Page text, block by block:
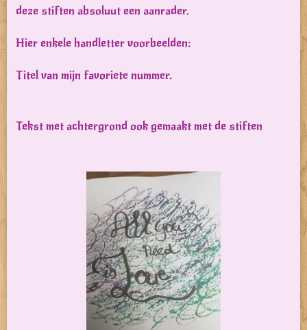
deze stiften absoluut een aanrader.
Hier enkele handletter voorbeelden:
Titel van mijn favoriete nummer.
Tekst met achtergrond ook gemaakt met de stiften